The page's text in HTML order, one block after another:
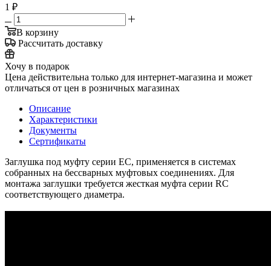
1 ₽
В корзину
Рассчитать доставку
Хочу в подарок
Цена действительна только для интернет-магазина и может
отличаться от цен в розничных магазинах
Описание
Характеристики
Документы
Сертификаты
Заглушка под муфту серии ЕС, применяется в системах
собранных на бессварных муфтовых соединениях. Для
монтажа заглушки требуется жесткая муфта серии RC
соответствующего диаметра.